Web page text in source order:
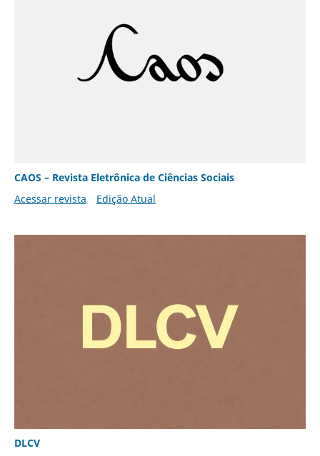
CAOS – Revista Eletrônica de Ciências Sociais
Acessar revista
Edição Atual
DLCV